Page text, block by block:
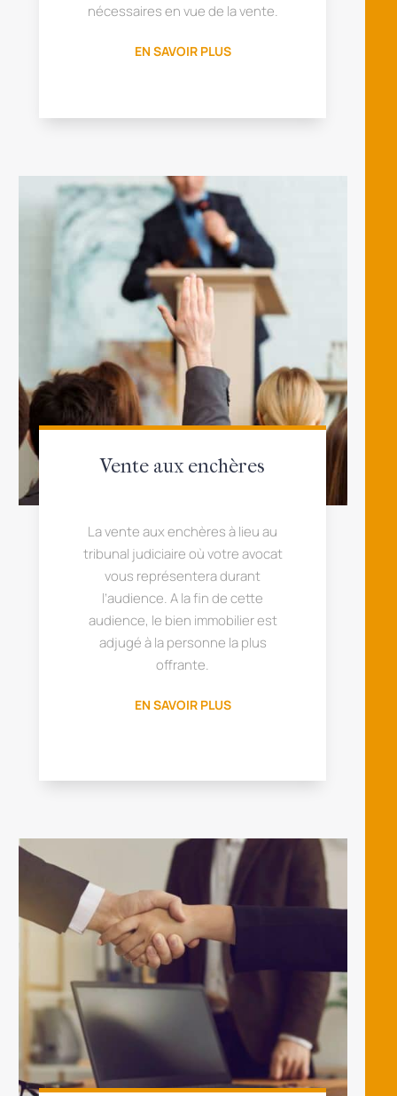
nécessaires en vue de la vente.
EN SAVOIR PLUS
Vente aux enchères
La vente aux enchères à lieu au
tribunal judiciaire où votre avocat
vous représentera durant
l’audience. A la fin de cette
audience, le bien immobilier est
adjugé à la personne la plus
offrante.
EN SAVOIR PLUS